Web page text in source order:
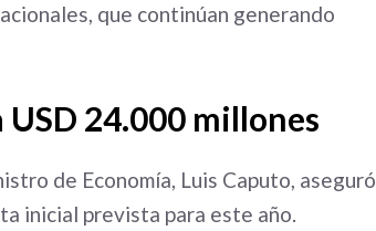
que continúan generando
24.000 millones
de Economía, Luis Caputo, aseguró
inicial prevista para este año.